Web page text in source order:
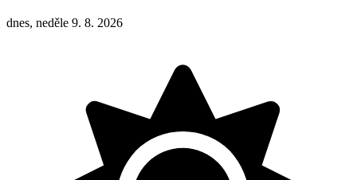
dnes, neděle 9. 8. 2026